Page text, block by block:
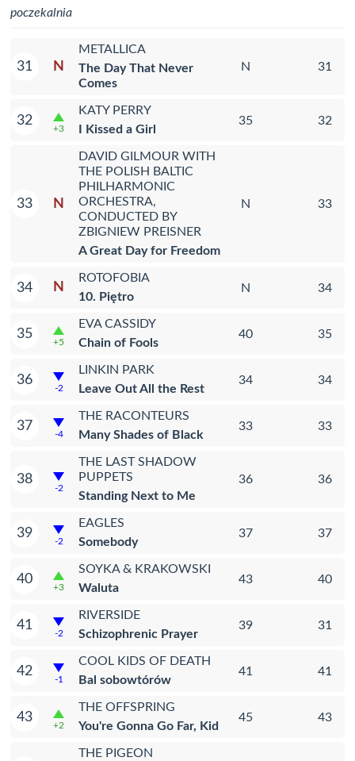
poczekalnia
31 N
METALLICA
The Day That Never
Comes
N 31
32
+3
KATY PERRY
I Kissed a Girl
35 32
33 N
DAVID GILMOUR WITH
THE POLISH BALTIC
PHILHARMONIC
ORCHESTRA,
CONDUCTED BY
ZBIGNIEW PREISNER
A Great Day for Freedom
N 33
34 N
ROTOFOBIA
10. Piętro
N 34
35
+5
EVA CASSIDY
Chain of Fools
40 35
36
-2
LINKIN PARK
Leave Out All the Rest
34 34
37
-4
THE RACONTEURS
Many Shades of Black
33 33
38
-2
THE LAST SHADOW
PUPPETS
Standing Next to Me
36 36
39
-2
EAGLES
Somebody
37 37
40
+3
SOYKA & KRAKOWSKI
Waluta
43 40
41
-2
RIVERSIDE
Schizophrenic Prayer
39 31
42
-1
COOL KIDS OF DEATH
Bal sobowtórów
41 41
43
+2
THE OFFSPRING
You're Gonna Go Far, Kid
45 43
THE PIGEON